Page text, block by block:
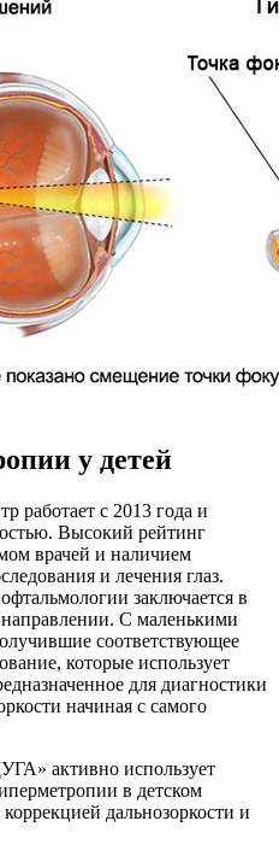
у детей
работает с 2013 года и
Высокий рейтинг
врачей и наличием
и лечения глаз.
заключается в
С маленькими
соответствующее
которые использует
для диагностики
начиная с самого
активно использует
в детском
дальнозоркости и